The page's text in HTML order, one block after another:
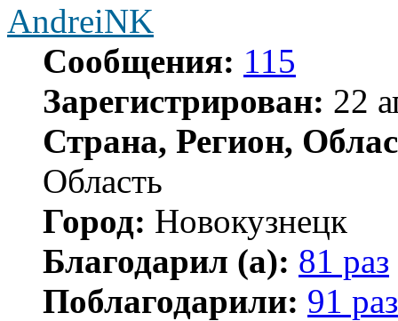
AndreiNK
Сообщения: 115
Зарегистрирован: 22
Страна, Регион,
Область
Город: Новокузнецк
Благодарил (а): 81 раз
Поблагодарили: 91 раз